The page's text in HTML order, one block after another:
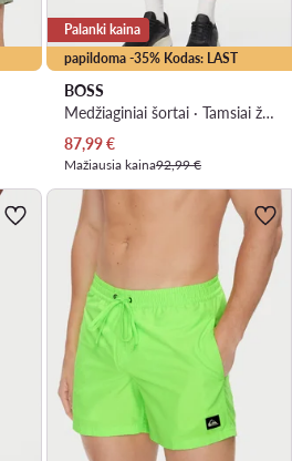
papildoma -35% Kodas: LAST
Palanki kaina
BOSS
Medžiaginiai šortai · Tamsiai žalia
Dabartinė kaina
87,99€
Mažiausia kaina92,99 €